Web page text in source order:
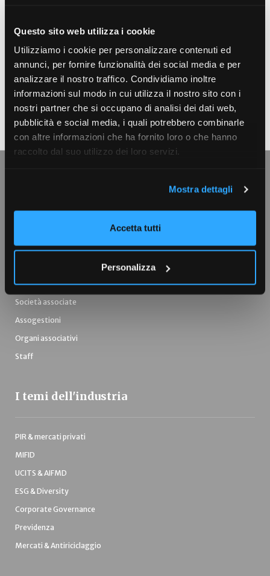
Questo sito web utilizza i cookie
Utilizziamo i cookie per personalizzare contenuti ed
annunci, per fornire funzionalità dei social media e per
analizzare il nostro traffico. Condividiamo inoltre
informazioni sul modo in cui utilizza il nostro sito con i
nostri partner che si occupano di analisi dei dati web,
pubblicità e social media, i quali potrebbero combinarle
con altre informazioni che ha fornito loro o che hanno
raccolto dal suo utilizzo dei loro servizi.
Mostra dettagli
Accetta tutti
Personalizza
Induction session per
amministratori e sindaci di società
quotate
Appuntamento a Milano, presso Palazzo Clerici, il 7 e
14 febbraio 2020
Audizioni e consultazioni
Diversity
Società associate
Assogestioni
Organi associativi
Staff
I temi dell'industria
PIR & mercati privati
MIFID
UCITS & AIFMD
ESG & Diversity
Corporate Governance
Previdenza
Mercati & Antiriciclaggio